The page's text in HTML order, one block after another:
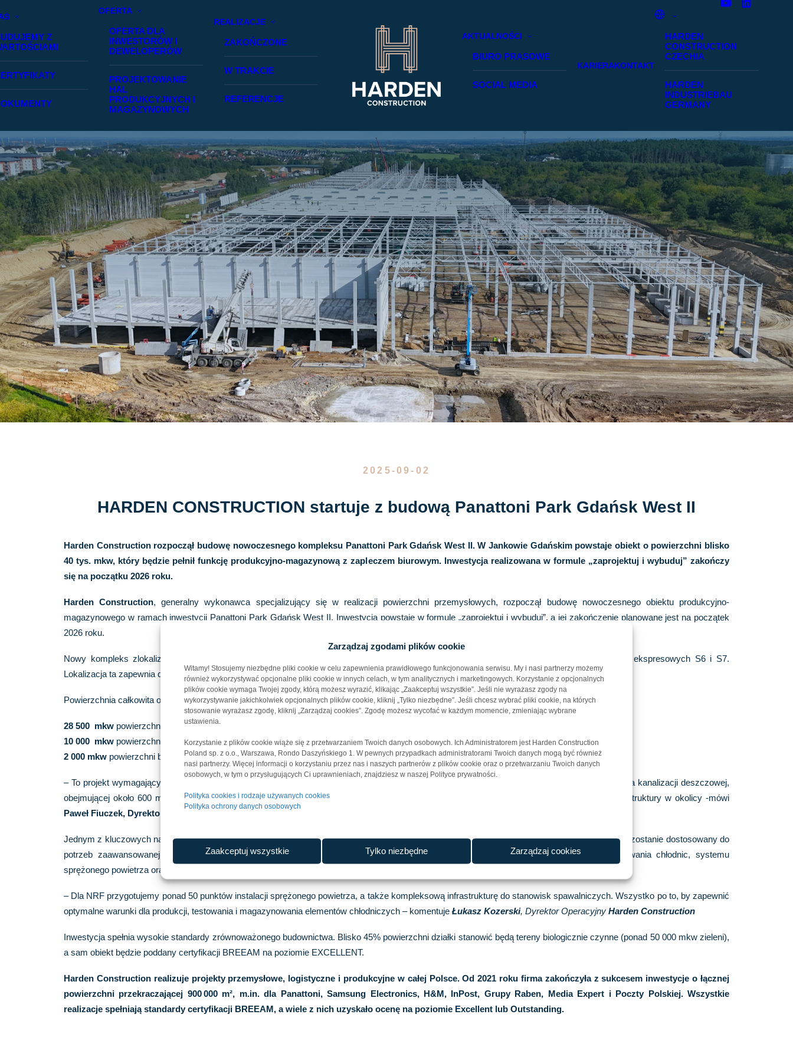
Zarządzaj zgodami plików cookie
Witamy! Stosujemy niezbędne pliki cookie w celu zapewnienia prawidłowego funkcjonowania serwisu. My i nasi partnerzy możemy
również wykorzystywać opcjonalne pliki cookie w innych celach, w tym analitycznych i marketingowych. Korzystanie z opcjonalnych
plików cookie wymaga Twojej zgody, którą możesz wyrazić, klikając „Zaakceptuj wszystkie”. Jeśli nie wyrażasz zgody na
wykorzystywanie jakichkolwiek opcjonalnych plików cookie, kliknij „Tylko niezbędne”. Jeśli chcesz wybrać pliki cookie, na których
stosowanie wyrażasz zgodę, kliknij „Zarządzaj cookies”. Zgodę możesz wycofać w każdym momencie, zmieniając wybrane
ustawienia.
Korzystanie z plików cookie wiąże się z przetwarzaniem Twoich danych osobowych. Ich Administratorem jest Harden Construction
Poland sp. z o.o., Warszawa, Rondo Daszyńskiego 1. W pewnych przypadkach administratorami Twoich danych mogą być również
nasi partnerzy. Więcej informacji o korzystaniu przez nas i naszych partnerów z plików cookie oraz o przetwarzaniu Twoich danych
osobowych, w tym o przysługujących Ci uprawnieniach, znajdziesz w naszej Polityce prywatności.
Polityka cookies i rodzaje używanych cookies
Polityka ochrony danych osobowych
Zaakceptuj wszystkie Tylko niezbędne Zarządzaj cookies
Z
OFERTA
OFERTA DLA
INWESTORÓW I
DEWELOPERÓW
PROJEKTOWANIE
HAL
PRODUKCYJNYCH I
MAGAZYNOWYCH
REALIZACJE
ZAKOŃCZONE
W TRAKCIE
REFERENCJE
AKTUALNOŚCI
BIURO PRASOWE
SOCIAL MEDIA
KARIERAKONTAKT
HARDEN
CONSTRUCTION
CZECHIA
HARDEN
INDUSTRIEBAU
GERMANY
2025-09-02
HARDEN CONSTRUCTION startuje z budową Panattoni Park Gdańsk West II
Harden Construction rozpoczął budowę nowoczesnego kompleksu Panattoni Park Gdańsk West II. W Jankowie Gdańskim powstaje obiekt o powierzchni blisko
40 tys. mkw, który będzie pełnił funkcję produkcyjno-magazynową z zapleczem biurowym. Inwestycja realizowana w formule „zaprojektuj i wybuduj” zakończy
się na początku 2026 roku.
Harden Construction, generalny wykonawca specjalizujący się w realizacji powierzchni przemysłowych, rozpoczął budowę nowoczesnego obiektu produkcyjno-
magazynowego w ramach inwestycji Panattoni Park Gdańsk West II. Inwestycja powstaje w formule „zaprojektuj i wybuduj”, a jej zakończenie planowane jest na początek
2026 roku.
Nowy kompleks zlokalizowany jest w Jankowie Gdańskim, zaledwie kilometr od kluczowego węzła komunikacyjnego – skrzyżowania dróg ekspresowych S6 i S7.
Lokalizacja ta zapewnia doskonałą dostępność transportową w obrębie Trójmiasta i regionu.
Powierzchnia całkowita obiektu wyniesieprawie 40 000 mkw, w tym:
28 500 mkw powierzchni magazynowej,
10 000 mkw powierzchni produkcyjnej,
2 000 mkw powierzchni biurowej.
– To projekt wymagający pod względem technicznym. Jednym z większych wyzwań inżynieryjnych będzie budowa niemal kilometrowego odcinka kanalizacji deszczowej,
obejmującej około 600 metrów kanalizacji grawitacyjnej i 300 metrów systemu tłocznego. Cała instalacja zostanie włączona do istniejącej infrastruktury w okolicy -mówi
Paweł Fiuczek, Dyrektor Zarządzający w Harden Construction.
Jednym z kluczowych najemców inwestycji będzie firma NRF – wiodący dostawca i producent rozwiązań chłodniczych. W związku z tym obiekt zostanie dostosowany do
potrzeb zaawansowanej produkcji . Zakres prac obejmie m.in. instalację wysokowydajnych systemów wentylacyjnych dla pieców do lutowania chłodnic, systemu
sprężonego powietrza oraz specjalistycznego magazynu materiałów chemicznych i spawalniczych .
– Dla NRF przygotujemy ponad 50 punktów instalacji sprężonego powietrza, a także kompleksową infrastrukturę do stanowisk spawalniczych. Wszystko po to, by zapewnić
optymalne warunki dla produkcji, testowania i magazynowania elementów chłodniczych – komentuje Łukasz Kozerski, Dyrektor Operacyjny Harden Construction
Inwestycja spełnia wysokie standardy zrównoważonego budownictwa. Blisko 45% powierzchni działki stanowić będą tereny biologicznie czynne (ponad 50 000 mkw zieleni),
a sam obiekt będzie poddany certyfikacji BREEAM na poziomie EXCELLENT.
Harden Construction realizuje projekty przemysłowe, logistyczne i produkcyjne w całej Polsce. Od 2021 roku firma zakończyła z sukcesem inwestycje o łącznej
powierzchni przekraczającej 900000 m², m.in. dla Panattoni, Samsung Electronics, H&M, InPost, Grupy Raben, Media Expert i Poczty Polskiej. Wszystkie
realizacje spełniają standardy certyfikacji BREEAM, a wiele z nich uzyskało ocenę na poziomie Excellent lub Outstanding.